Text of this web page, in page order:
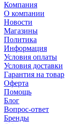
Компания
О компании
Новости
Магазины
Политика
Информация
Условия оплаты
Условия доставки
Гарантия на товар
Оферта
Помощь
Блог
Вопрос-ответ
Бренды